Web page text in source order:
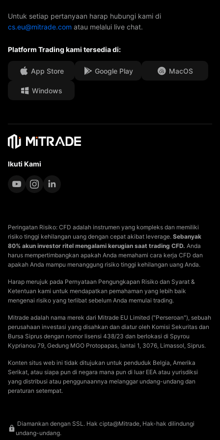
Penghargaan Kami
Pusat Media
kesempatan Kerja
Dokumen Hukum
Pusat Bantuan
FAQ
Untuk setiap pertanyaan harap hubungi kami di
cs.eu@mitrade.com atau melalui live chat.
Platform Trading kami tersedia di:
App Store Google Play MacOS
Windows
Ikuti Kami
Peringatan Risiko: CFD adalah instrumen yang kompleks dan memiliki
risiko tinggi kehilangan uang dengan cepat akibat leverage. Sebanyak
80% akun investor ritel mengalami kerugian saat trading CFD. Anda
harus mempertimbangkan apakah Anda memahami cara kerja CFD dan
apakah Anda mampu menanggung risiko tinggi kehilangan uang Anda.
Harap merujuk pada Pernyataan Pengungkapan Risiko dan Syarat &
Ketentuan kami untuk mendapatkan pemahaman yang lebih baik
mengenai risiko yang terlibat sebelum Anda memulai trading.
Mitrade adalah nama merek dari Mitrade EU Limited ("Perseroan"), sebuah
perusahaan investasi yang disahkan dan diatur oleh Komisi Sekuritas dan
Bursa Siprus dengan nomor lisensi 438/23 dan berlokasi di Spyrou
Kyprianou 79, Gedung MGO Protopapas, lantai 1, 3076, Limassol, Siprus.
Konten situs web ini tidak ditujukan untuk penduduk Belgia, Amerika
Serikat, atau siapa pun di negara mana pun di luar EEA atau yurisdiksi
yang distribusi atau penggunaannya melanggar undang-undang dan
peraturan setempat.
Diamankan dengan SSL. Hak cipta@Mitrade, Hak-hak dilindungi
undang-undang.